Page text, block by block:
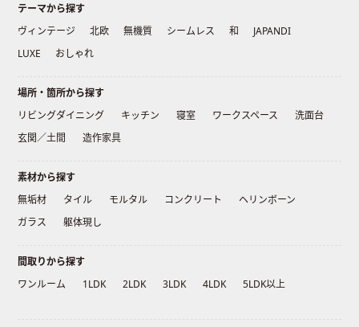
テーマから探す
ヴィンテージ
北欧 無機質 シームレス 和
JAPANDI
LUXE
おしゃれ
場所・箇所から探す
リビングダイニング
キッチン 寝室 ワークスペース
洗面台
玄関／土間
造作家具
素材から探す
無垢材
タイル モルタル コンクリート
ヘリンボーン
ガラス
躯体現し
間取りから探す
ワンルーム
1LDK 2LDK 3LDK 4LDK 5LDK以上